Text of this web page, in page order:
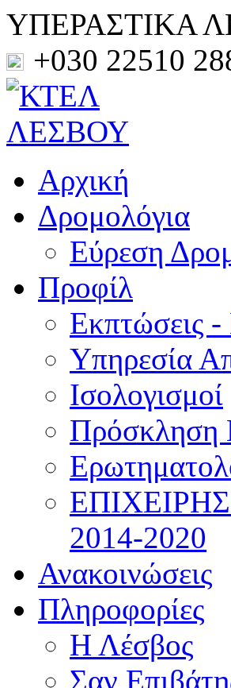
ΥΠΕΡΑΣΤΙΚΑ
+030 22510
Αρχική
Δρομολόγια
Εύρεση
Προφίλ
Εκπτώσεις
Υπηρεσία
Ισολογισμοί
Πρόσκληση
2014-2020
Ανακοινώσεις
Πληροφορίες
Η Λέσβος
Σαν